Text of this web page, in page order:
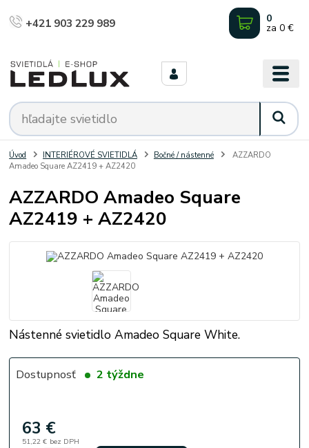
+421 903 229 989 0
za 0 €
Úvod INTERIÉROVÉ SVIETIDLÁ Bočné / nástenné
AZZARDO
Amadeo Square AZ2419 + AZ2420
AZZARDO Amadeo Square
AZ2419 + AZ2420
Nástenné svietidlo Amadeo Square White.
Dostupnosť 2 týždne
63 €
51,22 € bez DPH